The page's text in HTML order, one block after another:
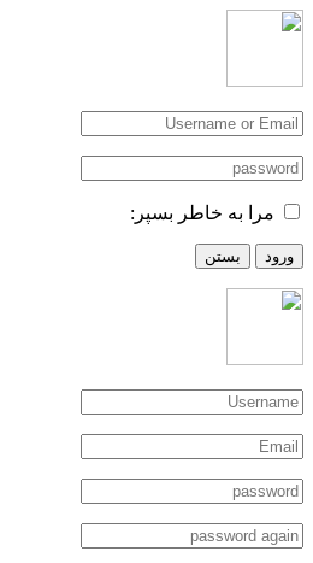
مرا به خاطر بسپر:
ورود بستن